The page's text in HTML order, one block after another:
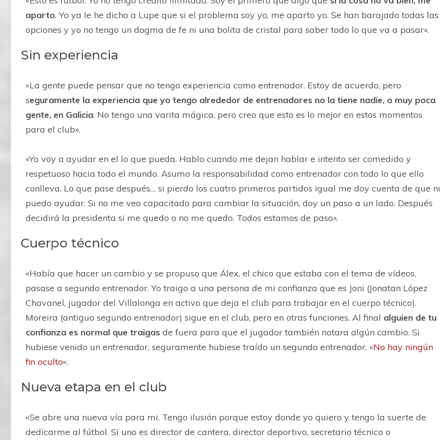
aparto. Yo ya le he dicho a Lupe que si el problema soy yo, me aparto yo. Se han barajado todas las
opciones y yo no tengo un dogma de fe ni una bolita de cristal para saber todo lo que va a pasar».
Sin experiencia
«La gente puede pensar que no tengo experiencia como entrenador. Estoy de acuerdo, pero
seguramente la experiencia que yo tengo alrededor de entrenadores no la tiene nadie, o muy poca
gente, en Galicia. No tengo una varita mágica, pero creo que esto es lo mejor en estos momentos
para el club».
«Yo voy a ayudar en el lo que pueda. Hablo cuando me dejan hablar e intento ser comedido y
respetuoso hacia todo el mundo. Asumo la responsabilidad como entrenador con todo lo que ello
conlleva. Lo que pase después… si pierdo los cuatro primeros partidos igual me doy cuenta de que
puedo ayudar. Si no me veo capacitado para cambiar la situación, doy un paso a un lado. Después
decidirá la presidenta si me quedo o no me quedo. Todos estamos de paso».
Cuerpo técnico
«Había que hacer un cambio y se propuso que Álex, el chico que estaba con el tema de vídeos,
pasase a segundo entrenador. Yo traigo a una persona de mi confianza que es Joni (Jonatan López
Chavanel, jugador del Villalonga en activo que deja el club para trabajar en el cuerpo técnico).
Moreira (antiguo segundo entrenador) sigue en el club, pero en otras funciones. Al final alguien de tu
confianza es normal que traigas de fuera para que el jugador también notara algún cambio. Si
hubiese venido un entrenador, seguramente hubiese traído un segundo entrenador. «No hay ningún
fin oculto«.
Nueva etapa en el club
«Se abre una nueva vía para mi. Tengo ilusión porque estoy donde yo quiero y tengo la suerte de
dedicarme al fútbol. Si uno es director de cantera, director deportivo, secretario técnico o